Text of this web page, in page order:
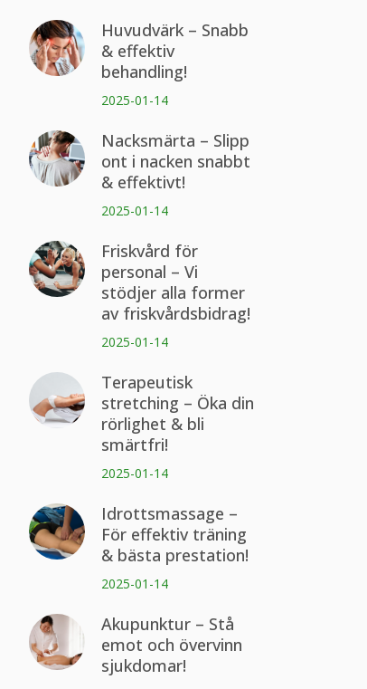
Huvudvärk – Snabb
& effektiv
behandling!
2025-01-14
Nacksmärta – Slipp
ont i nacken snabbt
& effektivt!
2025-01-14
Friskvård för
personal – Vi
stödjer alla former
av friskvårdsbidrag!
2025-01-14
Terapeutisk
stretching – Öka din
rörlighet & bli
smärtfri!
2025-01-14
Idrottsmassage –
För effektiv träning
& bästa prestation!
2025-01-14
Akupunktur – Stå
emot och övervinn
sjukdomar!